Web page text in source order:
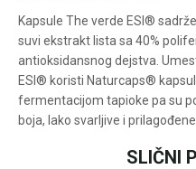
Kapsule The verde ESI®
suvi ekstrakt lista sa 40%
antioksidansnog dejstva.
ESI® koristi Naturcaps®
fermentacijom tapioke pa su
boja, lako svarljive i
SLIČNI